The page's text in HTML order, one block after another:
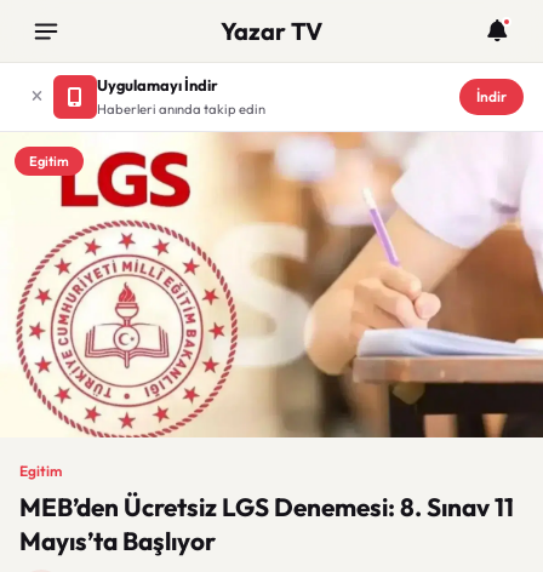
Yazar TV
Uygulamayı İndir
Haberleri anında takip edin
İndir
Egitim
Egitim
MEB’den Ücretsiz LGS Denemesi: 8. Sınav 11
Mayıs’ta Başlıyor